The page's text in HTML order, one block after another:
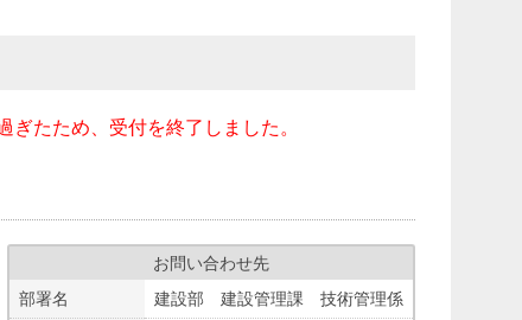
たため、受付を終了しました。
お問い合わせ先
部署名
建設部 建設管理課 技術管理係